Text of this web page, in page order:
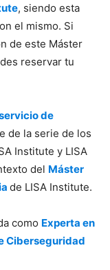
, siendo esta
el mismo. Si
de este Máster
reservar tu
de
de la serie de los
Institute y LISA
del Máster
de LISA Institute.
como Experta en
Ciberseguridad